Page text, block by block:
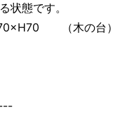
状態です。
（木の台）